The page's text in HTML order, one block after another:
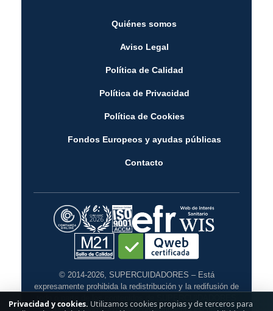
Privacidad y cookies. Utilizamos cookies propias y de terceros para
Quiénes somos
Aviso Legal
Política de Calidad
Política de Privacidad
Política de Cookies
Fondos Europeos y ayudas públicas
Contacto
© 2014-2026, SUPERCUIDADORES – Está
expresamente prohibida la redistribución y la redifusión de